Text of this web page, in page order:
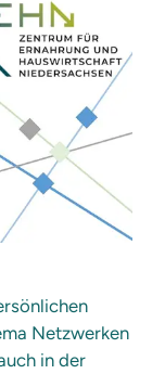
Netzwerken
in der